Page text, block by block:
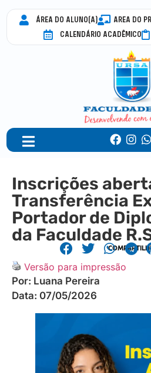
ÁREA DO ALUNO(A) AREA DO
CALENDÁRIO ACADÊMICO
Inscrições
Transferência
Portador de
da Faculdade
Versão para impressão
Por: Luana Pereira
Data: 07/05/2026